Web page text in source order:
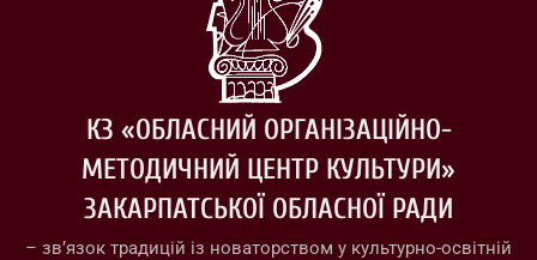
КЗ «ОБЛАСНИЙ ОРГАНІЗАЦІЙНО-
МЕТОДИЧНИЙ ЦЕНТР КУЛЬТУРИ»
ЗАКАРПАТСЬКОЇ ОБЛАСНОЇ РАДИ
– зв’язок традицій із новаторством у культурно-освітній